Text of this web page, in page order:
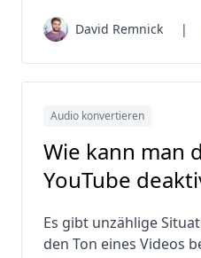
David Remnick |
Audio konvertieren
Wie kann man
YouTube
Es gibt unzählige
den Ton eines Videos